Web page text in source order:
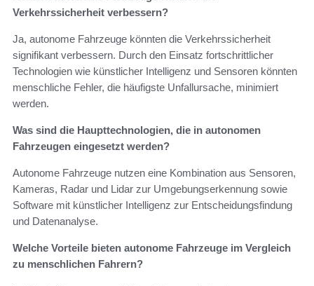
Verkehrssicherheit verbessern?
Ja, autonome Fahrzeuge könnten die Verkehrssicherheit
signifikant verbessern. Durch den Einsatz fortschrittlicher
Technologien wie künstlicher Intelligenz und Sensoren könnten
menschliche Fehler, die häufigste Unfallursache, minimiert
werden.
Was sind die Haupttechnologien, die in autonomen
Fahrzeugen eingesetzt werden?
Autonome Fahrzeuge nutzen eine Kombination aus Sensoren,
Kameras, Radar und Lidar zur Umgebungserkennung sowie
Software mit künstlicher Intelligenz zur Entscheidungsfindung
und Datenanalyse.
Welche Vorteile bieten autonome Fahrzeuge im Vergleich
zu menschlichen Fahrern?